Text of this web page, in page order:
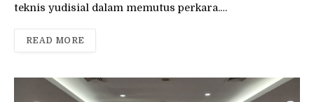
teknis yudisial dalam memutus perkara.…
READ MORE